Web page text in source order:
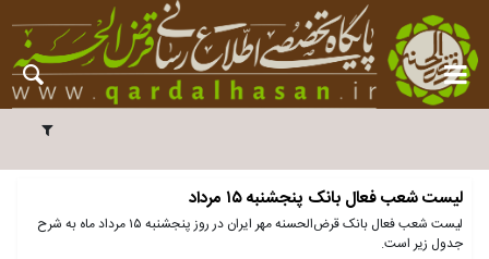
لیست شعب فعال بانک پنجشنبه ۱۵ مرداد
لیست شعب فعال بانک قرض‌الحسنه مهر ایران در روز پنجشنبه ۱۵ مرداد ماه به شرح
جدول زیر است.